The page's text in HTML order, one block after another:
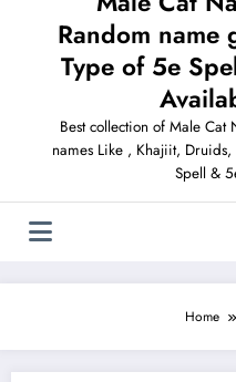
Random name
Type of 5e
Best collection of Male Cat
names Like , Khajiit,
Spell &
Home